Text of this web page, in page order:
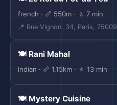
french · 📏 550m · 🚶 7 min
📍 Rue Vignon, 34, Paris, 75009
🍽️ Rani Mahal
indian · 📏 1.15km · 🚶 13 min
🍽️ Mystery Cuisine